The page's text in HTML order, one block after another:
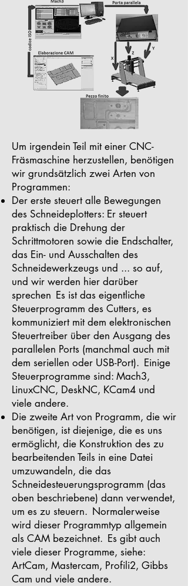
Um irgendein Teil mit einer CNC-
Fräsmaschine herzustellen, benötigen
wir grundsätzlich zwei Arten von
Programmen:
Der erste steuert alle Bewegungen
des Schneideplotters: Er steuert
praktisch die Drehung der
Schrittmotoren sowie die Endschalter,
das Ein- und Ausschalten des
Schneidewerkzeugs und ... so auf,
und wir werden hier darüber
sprechen Es ist das eigentliche
Steuerprogramm des Cutters, es
kommuniziert mit dem elektronischen
Steuertreiber über den Ausgang des
parallelen Ports (manchmal auch mit
dem seriellen oder USB-Port). Einige
Steuerprogramme sind: Mach3,
LinuxCNC, DeskNC, KCam4 und
viele andere.
Die zweite Art von Programm, die wir
benötigen, ist diejenige, die es uns
ermöglicht, die Konstruktion des zu
bearbeitenden Teils in eine Datei
umzuwandeln, die das
Schneidesteuerungsprogramm (das
oben beschriebene) dann verwendet,
um es zu steuern. Normalerweise
wird dieser Programmtyp allgemein
als CAM bezeichnet. Es gibt auch
viele dieser Programme, siehe:
ArtCam, Mastercam, Profili2, Gibbs
Cam und viele andere.